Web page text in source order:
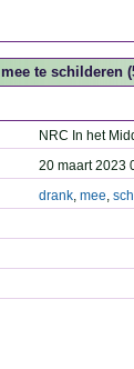
te schilderen
NRC In het
20 maart 2023
drank, mee,